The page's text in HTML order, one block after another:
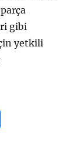
gibi
yetkili